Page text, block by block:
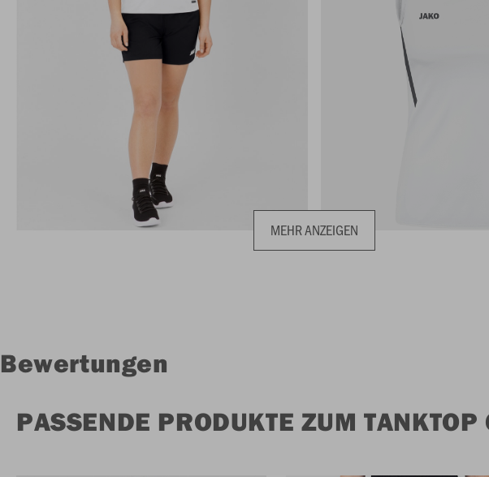
MEHR ANZEIGEN
Bewertungen
PASSENDE PRODUKTE ZUM TANKTOP